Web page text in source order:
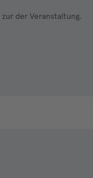
der Veranstaltung.